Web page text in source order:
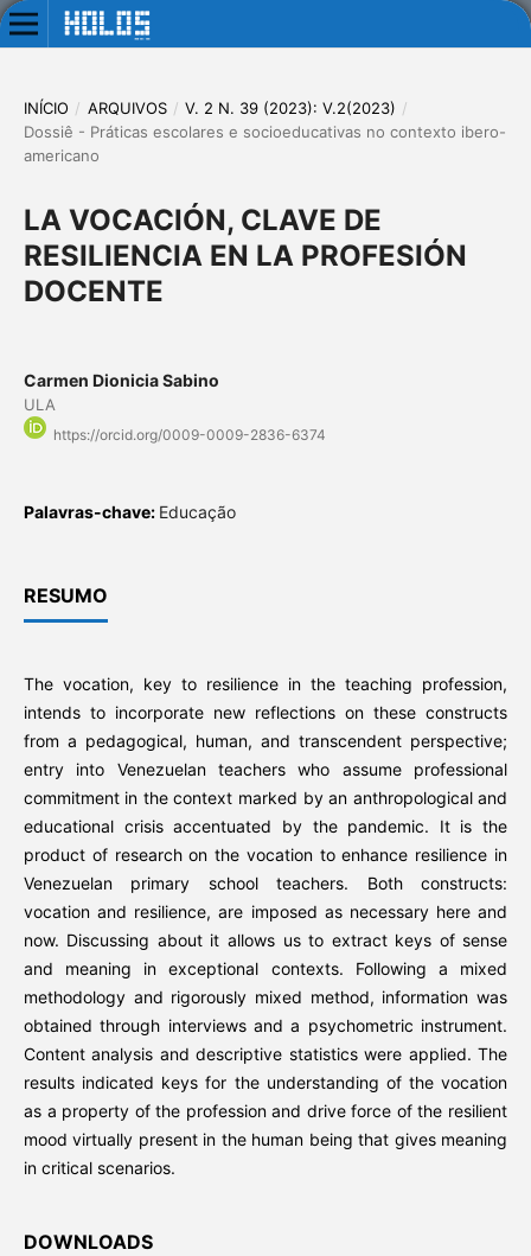
INÍCIO / ARQUIVOS / V. 2 N. 39 (2023): V.2(2023) /
Dossiê - Práticas escolares e socioeducativas no contexto ibero-
americano
LA VOCACIÓN, CLAVE DE
RESILIENCIA EN LA PROFESIÓN
DOCENTE
Carmen Dionicia Sabino
ULA
https://orcid.org/0009-0009-2836-6374
Palavras-chave: Educação
RESUMO
The vocation, key to resilience in the teaching profession,
intends to incorporate new reflections on these constructs
from a pedagogical, human, and transcendent perspective;
entry into Venezuelan teachers who assume professional
commitment in the context marked by an anthropological and
educational crisis accentuated by the pandemic. It is the
product of research on the vocation to enhance resilience in
Venezuelan primary school teachers. Both constructs:
vocation and resilience, are imposed as necessary here and
now. Discussing about it allows us to extract keys of sense
and meaning in exceptional contexts. Following a mixed
methodology and rigorously mixed method, information was
obtained through interviews and a psychometric instrument.
Content analysis and descriptive statistics were applied. The
results indicated keys for the understanding of the vocation
as a property of the profession and drive force of the resilient
mood virtually present in the human being that gives meaning
in critical scenarios.
DOWNLOADS